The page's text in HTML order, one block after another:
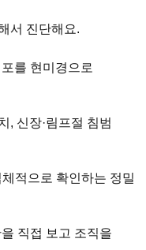
서 진단해요.
를 현미경으로
, 신장·림프절 침범
적으로 확인하는 정밀
직접 보고 조직을